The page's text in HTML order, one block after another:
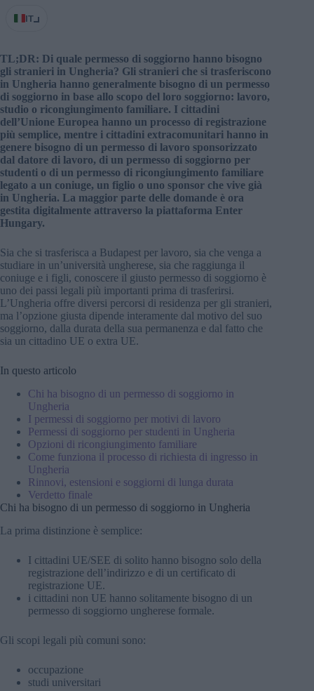
IT
TL;DR: Di quale permesso di soggiorno hanno bisogno
gli stranieri in Ungheria? Gli stranieri che si trasferiscono
in Ungheria hanno generalmente bisogno di un permesso
di soggiorno in base allo scopo del loro soggiorno: lavoro,
studio o ricongiungimento familiare. I cittadini
dell’Unione Europea hanno un processo di registrazione
più semplice, mentre i cittadini extracomunitari hanno in
genere bisogno di un permesso di lavoro sponsorizzato
dal datore di lavoro, di un permesso di soggiorno per
studenti o di un permesso di ricongiungimento familiare
legato a un coniuge, un figlio o uno sponsor che vive già
in Ungheria. La maggior parte delle domande è ora
gestita digitalmente attraverso la piattaforma Enter
Hungary.
Sia che si trasferisca a Budapest per lavoro, sia che venga a
studiare in un’università ungherese, sia che raggiunga il
coniuge e i figli, conoscere il giusto permesso di soggiorno è
uno dei passi legali più importanti prima di trasferirsi.
L’Ungheria offre diversi percorsi di residenza per gli stranieri,
ma l’opzione giusta dipende interamente dal motivo del suo
soggiorno, dalla durata della sua permanenza e dal fatto che
sia un cittadino UE o extra UE.
In questo articolo
Chi ha bisogno di un permesso di soggiorno in
Ungheria
I permessi di soggiorno per motivi di lavoro
Permessi di soggiorno per studenti in Ungheria
Opzioni di ricongiungimento familiare
Come funziona il processo di richiesta di ingresso in
Ungheria
Rinnovi, estensioni e soggiorni di lunga durata
Verdetto finale
Chi ha bisogno di un permesso di soggiorno in Ungheria
La prima distinzione è semplice:
I cittadini UE/SEE di solito hanno bisogno solo della
registrazione dell’indirizzo e di un certificato di
registrazione UE.
i cittadini non UE hanno solitamente bisogno di un
permesso di soggiorno ungherese formale.
Gli scopi legali più comuni sono:
occupazione
studi universitari